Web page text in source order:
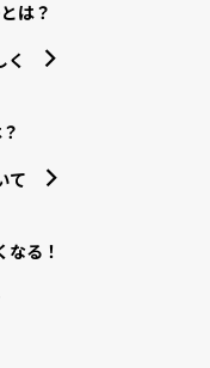
は？
く
て
なる！